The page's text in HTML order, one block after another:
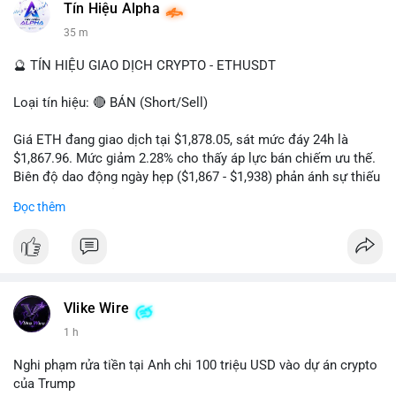
#vlikevn #titanbot
📰 Nguồn: Cointelegraph
Tín Hiệu Alpha
35 m
🔮 TÍN HIỆU GIAO DỊCH CRYPTO - ETHUSDT
Loại tín hiệu: 🔴 BÁN (Short/Sell)
Giá ETH đang giao dịch tại $1,878.05, sát mức đáy 24h là
$1,867.96. Mức giảm 2.28% cho thấy áp lực bán chiếm ưu thế.
Biên độ dao động ngày hẹp ($1,867 - $1,938) phản ánh sự thiếu
dòng tiền đang rút khỏi thị trường, xác nhận xu hướng giảm
- Take Profit: TP1: $1,850, TP2: $1,820
- Stop Loss: $1,915
Quản trị rủi ro: Chỉ sử dụng 2-3% tài khoản cho lệnh này và
tuân thủ tuyệt đối mức cắt lỗ để bảo vệ vốn.
Đọc thêm
Vlike Wire
1 h
Nghi phạm rửa tiền tại Anh chi 100 triệu USD vào dự án crypto
của Trump